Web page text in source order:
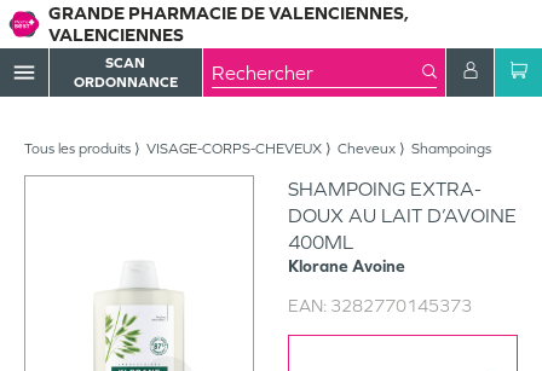
GRANDE PHARMACIE DE VALENCIENNES,
VALENCIENNES
menu
SCAN
ORDONNANCE
Tous les produits VISAGE-CORPS-CHEVEUX Cheveux Shampoings
SHAMPOING EXTRA-
DOUX AU LAIT D’AVOINE
400ML
KloraneAvoine
EAN: 3282770145373